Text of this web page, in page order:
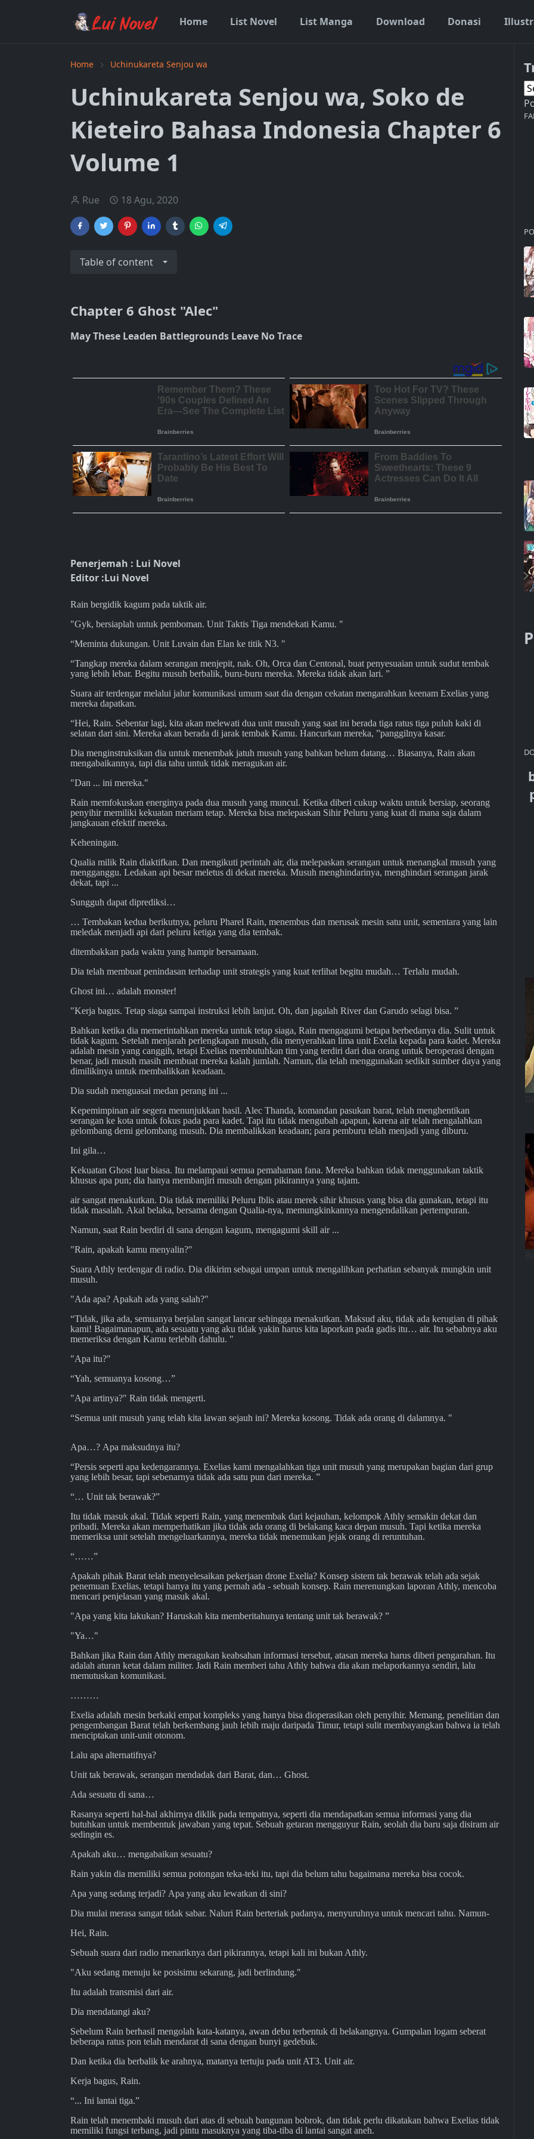
Home List Novel List Manga Download Donasi
Home Uchinukareta Senjou wa
Uchinukareta Senjou wa, Soko de
Kieteiro Bahasa Indonesia Chapter 6
Volume 1
Rue 18 Agu, 2020
Table of content
Chapter 6 Ghost "Alec"
May These Leaden Battlegrounds Leave No Trace
Penerjemah : Lui Novel
Editor :Lui Novel
Rain bergidik kagum pada taktik air.
"Gyk, bersiaplah untuk pemboman. Unit Taktis Tiga mendekati Kamu. "
“Meminta dukungan. Unit Luvain dan Elan ke titik N3. "
“Tangkap mereka dalam serangan menjepit, nak. Oh, Orca dan Centonal, buat penyesuaian untuk sudut tembak
yang lebih lebar. Begitu musuh berbalik, buru-buru mereka. Mereka tidak akan lari. ”
Suara air terdengar melalui jalur komunikasi umum saat dia dengan cekatan mengarahkan keenam Exelias yang
mereka dapatkan.
“Hei, Rain. Sebentar lagi, kita akan melewati dua unit musuh yang saat ini berada tiga ratus tiga puluh kaki di
selatan dari sini. Mereka akan berada di jarak tembak Kamu. Hancurkan mereka, ”panggilnya kasar.
Dia menginstruksikan dia untuk menembak jatuh musuh yang bahkan belum datang… Biasanya, Rain akan
mengabaikannya, tapi dia tahu untuk tidak meragukan air.
"Dan ... ini mereka."
Rain memfokuskan energinya pada dua musuh yang muncul. Ketika diberi cukup waktu untuk bersiap, seorang
penyihir memiliki kekuatan meriam tetap. Mereka bisa melepaskan Sihir Peluru yang kuat di mana saja dalam
jangkauan efektif mereka.
Keheningan.
Qualia milik Rain diaktifkan. Dan mengikuti perintah air, dia melepaskan serangan untuk menangkal musuh yang
mengganggu. Ledakan api besar meletus di dekat mereka. Musuh menghindarinya, menghindari serangan jarak
dekat, tapi ...
Sungguh dapat diprediksi…
… Tembakan kedua berikutnya, peluru Pharel Rain, menembus dan merusak mesin satu unit, sementara yang lain
meledak menjadi api dari peluru ketiga yang dia tembak.
ditembakkan pada waktu yang hampir bersamaan.
Dia telah membuat penindasan terhadap unit strategis yang kuat terlihat begitu mudah… Terlalu mudah.
Ghost ini… adalah monster!
"Kerja bagus. Tetap siaga sampai instruksi lebih lanjut. Oh, dan jagalah River dan Garudo selagi bisa. ”
Bahkan ketika dia memerintahkan mereka untuk tetap siaga, Rain mengagumi betapa berbedanya dia. Sulit untuk
tidak kagum. Setelah menjarah perlengkapan musuh, dia menyerahkan lima unit Exelia kepada para kadet. Mereka
adalah mesin yang canggih, tetapi Exelias membutuhkan tim yang terdiri dari dua orang untuk beroperasi dengan
benar, jadi musuh masih membuat mereka kalah jumlah. Namun, dia telah menggunakan sedikit sumber daya yang
dimilikinya untuk membalikkan keadaan.
Dia sudah menguasai medan perang ini ...
Kepemimpinan air segera menunjukkan hasil. Alec Thanda, komandan pasukan barat, telah menghentikan
serangan ke kota untuk fokus pada para kadet. Tapi itu tidak mengubah apapun, karena air telah mengalahkan
gelombang demi gelombang musuh. Dia membalikkan keadaan; para pemburu telah menjadi yang diburu.
Ini gila…
Kekuatan Ghost luar biasa. Itu melampaui semua pemahaman fana. Mereka bahkan tidak menggunakan taktik
khusus apa pun; dia hanya membanjiri musuh dengan pikirannya yang tajam.
air sangat menakutkan. Dia tidak memiliki Peluru Iblis atau merek sihir khusus yang bisa dia gunakan, tetapi itu
tidak masalah. Akal belaka, bersama dengan Qualia-nya, memungkinkannya mengendalikan pertempuran.
Namun, saat Rain berdiri di sana dengan kagum, mengagumi skill air ...
"Rain, apakah kamu menyalin?"
Suara Athly terdengar di radio. Dia dikirim sebagai umpan untuk mengalihkan perhatian sebanyak mungkin unit
musuh.
"Ada apa? Apakah ada yang salah?"
“Tidak, jika ada, semuanya berjalan sangat lancar sehingga menakutkan. Maksud aku, tidak ada kerugian di pihak
kami! Bagaimanapun, ada sesuatu yang aku tidak yakin harus kita laporkan pada gadis itu… air. Itu sebabnya aku
memeriksa dengan Kamu terlebih dahulu. "
"Apa itu?"
“Yah, semuanya kosong…”
"Apa artinya?" Rain tidak mengerti.
“Semua unit musuh yang telah kita lawan sejauh ini? Mereka kosong. Tidak ada orang di dalamnya. "
Apa…? Apa maksudnya itu?
“Persis seperti apa kedengarannya. Exelias kami mengalahkan tiga unit musuh yang merupakan bagian dari grup
yang lebih besar, tapi sebenarnya tidak ada satu pun dari mereka. ”
“… Unit tak berawak?”
Itu tidak masuk akal. Tidak seperti Rain, yang menembak dari kejauhan, kelompok Athly semakin dekat dan
pribadi. Mereka akan memperhatikan jika tidak ada orang di belakang kaca depan musuh. Tapi ketika mereka
memeriksa unit setelah mengeluarkannya, mereka tidak menemukan jejak orang di reruntuhan.
“……”
Apakah pihak Barat telah menyelesaikan pekerjaan drone Exelia? Konsep sistem tak berawak telah ada sejak
penemuan Exelias, tetapi hanya itu yang pernah ada - sebuah konsep. Rain merenungkan laporan Athly, mencoba
mencari penjelasan yang masuk akal.
"Apa yang kita lakukan? Haruskah kita memberitahunya tentang unit tak berawak? ”
"Ya…"
Bahkan jika Rain dan Athly meragukan keabsahan informasi tersebut, atasan mereka harus diberi pengarahan. Itu
adalah aturan ketat dalam militer. Jadi Rain memberi tahu Athly bahwa dia akan melaporkannya sendiri, lalu
memutuskan komunikasi.
………
Exelia adalah mesin berkaki empat kompleks yang hanya bisa dioperasikan oleh penyihir. Memang, penelitian dan
pengembangan Barat telah berkembang jauh lebih maju daripada Timur, tetapi sulit membayangkan bahwa ia telah
menciptakan unit-unit otonom.
Lalu apa alternatifnya?
Unit tak berawak, serangan mendadak dari Barat, dan… Ghost.
Ada sesuatu di sana…
Rasanya seperti hal-hal akhirnya diklik pada tempatnya, seperti dia mendapatkan semua informasi yang dia
butuhkan untuk membentuk jawaban yang tepat. Sebuah getaran mengguyur Rain, seolah dia baru saja disiram air
sedingin es.
Apakah aku… mengabaikan sesuatu?
Rain yakin dia memiliki semua potongan teka-teki itu, tapi dia belum tahu bagaimana mereka bisa cocok.
Apa yang sedang terjadi? Apa yang aku lewatkan di sini?
Dia mulai merasa sangat tidak sabar. Naluri Rain berteriak padanya, menyuruhnya untuk mencari tahu. Namun-
Hei, Rain.
Sebuah suara dari radio menariknya dari pikirannya, tetapi kali ini bukan Athly.
"Aku sedang menuju ke posisimu sekarang, jadi berlindung."
Itu adalah transmisi dari air.
Dia mendatangi aku?
Sebelum Rain berhasil mengolah kata-katanya, awan debu terbentuk di belakangnya. Gumpalan logam seberat
beberapa ratus pon telah mendarat di sana dengan bunyi gedebuk.
Dan ketika dia berbalik ke arahnya, matanya tertuju pada unit AT3. Unit air.
Kerja bagus, Rain.
“... Ini lantai tiga.”
Rain telah menembaki musuh dari atas di sebuah bangunan bobrok, dan tidak perlu dikatakan bahwa Exelias tidak
memiliki fungsi terbang, jadi pintu masuknya yang tiba-tiba di lantai sangat aneh.